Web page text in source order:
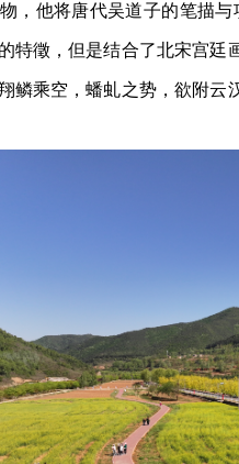
，他将唐代吴道子的笔描
特徵，但是结合了北宋宫
鳞乘空，蟠虬之势，欲附